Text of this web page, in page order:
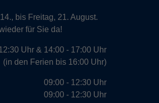
bis Freitag, 21. August.
für Sie da!
Uhr & 14:00 - 17:00 Uhr
(in den Ferien bis 16:00 Uhr)
09:00 - 12:30 Uhr
09:00 - 12:30 Uhr